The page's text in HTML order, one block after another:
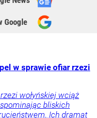
Google
w sprawie ofiar rzezi
wołyńskiej wciąż
bliskich
Ich dramat